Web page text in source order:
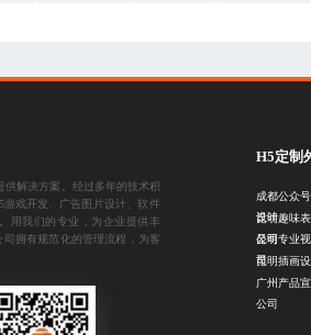
供解决方案。经过多年的技术积
游戏开发、 广告图片设计、 软件
用我们的专业，为企业提供丰
拥有规范化的管理流程，为客
H5定制
成都公众
设计
昆明趣味
公司
昆明专业
司
昆明插画
广州产品
公司